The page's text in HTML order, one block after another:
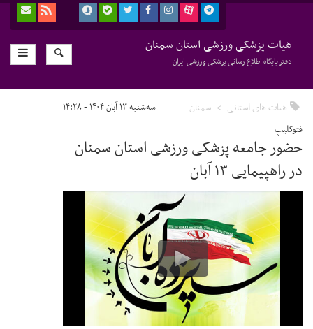
هیات پزشکی ورزشی استان سمنان
دفتر پایگاه اطلاع رسانی پزشکی ورزشی ایران
هیات های استانی سمنان سه‌شنبه ۱۳ آبان ۱۴۰۴ - ۱۴:۲۸
فتوکلیپ
حضور جامعه پزشکی ورزشی استان سمنان
در راهپیمایی ۱۳ آبان